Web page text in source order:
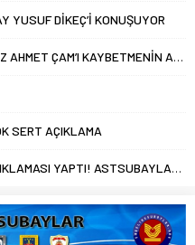
YUSUF DİKEÇ’İ KONUŞUYOR
KAYBETMENİN ACISINI YAŞIYORUZ
SERT AÇIKLAMA
ASTSUBAYLAR TAZMİNAT HAKKINI İSTİYOR!